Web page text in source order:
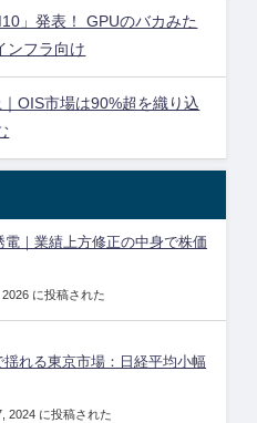
」発表！ GPUのバカみた
ンフラ向け
OIS市場は90%超を織り込
電｜業績上方修正の中身で株価
に投稿された
揺れる東京市場：日経平均小幅
2024 に投稿された